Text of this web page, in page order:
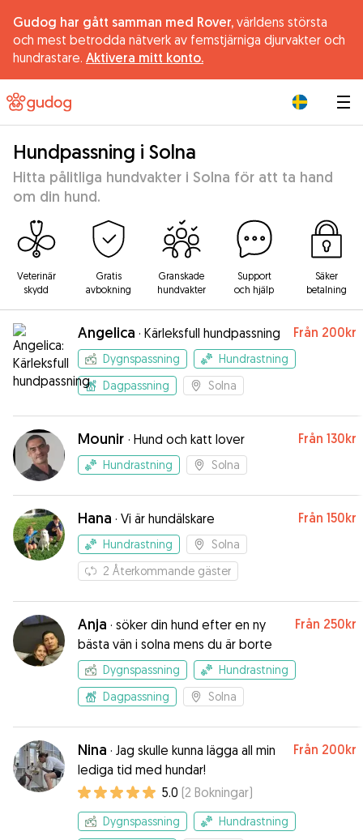
Gudog har gått samman med Rover, världens största
och mest betrodda nätverk av femstjärniga djurvakter och
hundrastare. Aktivera mitt konto.
Hundpassning i Solna
Hitta pålitliga hundvakter i Solna för att ta hand
om din hund.
Veterinär
skydd
Gratis
avbokning
Granskade
hundvakter
Support
och hjälp
Säker
betalning
Angelica · Kärleksfull hundpassning Från 200kr
Dygnspassning
Hundrastning
Dagpassning
Solna
Mounir · Hund och katt lover Från 130kr
Hundrastning Solna
Hana · Vi är hundälskare Från 150kr
Hundrastning
Solna
2 Återkommande gäster
Anja · söker din hund efter en ny
bästa vän i solna mens du är borte
Från 250kr
Dygnspassning
Hundrastning
Dagpassning
Solna
Nina · Jag skulle kunna lägga all min
lediga tid med hundar!
Från 200kr
5.0 (2 Bokningar)
Dygnspassning
Hundrastning